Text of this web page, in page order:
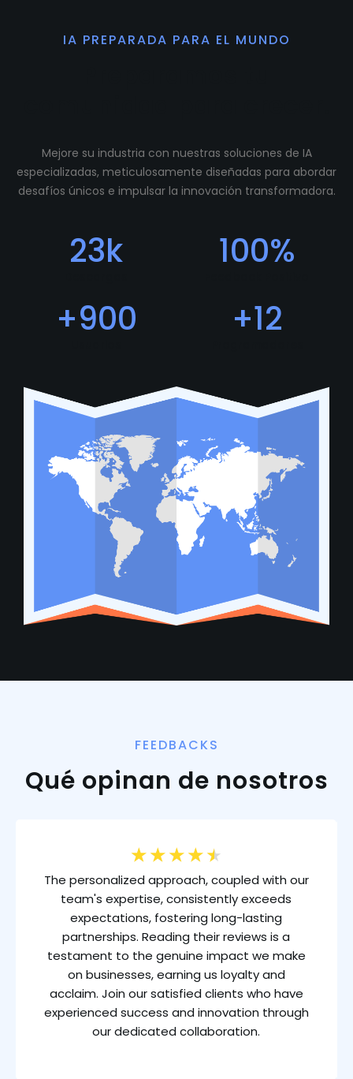
IA PREPARADA PARA EL MUNDO
Mejore su industria con nuestras soluciones de IA
especializadas, meticulosamente diseñadas para abordar
desafíos únicos e impulsar la innovación transformadora.
23k 100%
+900 +12
FEEDBACKS
Qué opinan de nosotros
★ ★ ★ ★ ★
The personalized approach, coupled with our
team's expertise, consistently exceeds
expectations, fostering long-lasting
partnerships. Reading their reviews is a
testament to the genuine impact we make
on businesses, earning us loyalty and
acclaim. Join our satisfied clients who have
experienced success and innovation through
our dedicated collaboration.